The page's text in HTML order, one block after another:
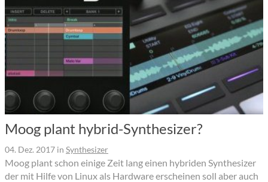
Moog plant hybrid-Synthesizer?
04. Dez. 2017 in Synthesizer
Moog plant schon einige Zeit lang einen hybriden Synthesizer
der mit Hilfe von Linux als Hardware erscheinen soll aber auch